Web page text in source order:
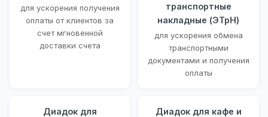
для ускорения получения
оплаты от клиентов за
счет мгновенной
доставки счета
транспортные
накладные (ЭТрН)
для ускорения обмена
транспортными
документами и получения
оплаты
Диадок для
Диадок для кафе и